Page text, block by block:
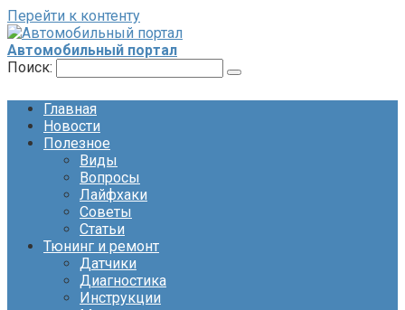
Перейти к контенту
Автомобильный портал
Поиск:
Главная
Новости
Полезное
Виды
Вопросы
Лайфхаки
Советы
Статьи
Тюнинг и ремонт
Датчики
Диагностика
Инструкции